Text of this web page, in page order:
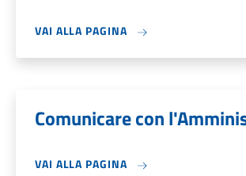
VAI ALLA PAGINA
Comunicare con
VAI ALLA PAGINA